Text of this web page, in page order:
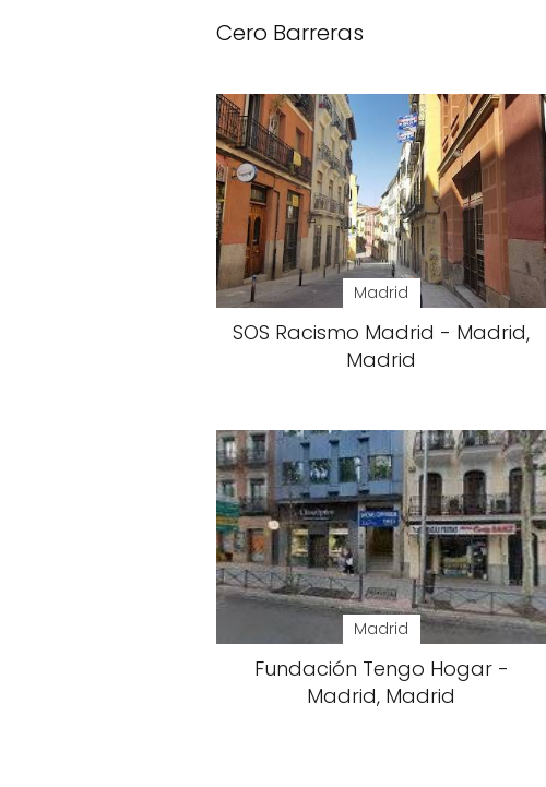
Cero Barreras
Madrid
SOS Racismo Madrid - Madrid,
Madrid
Madrid
Fundación Tengo Hogar -
Madrid, Madrid